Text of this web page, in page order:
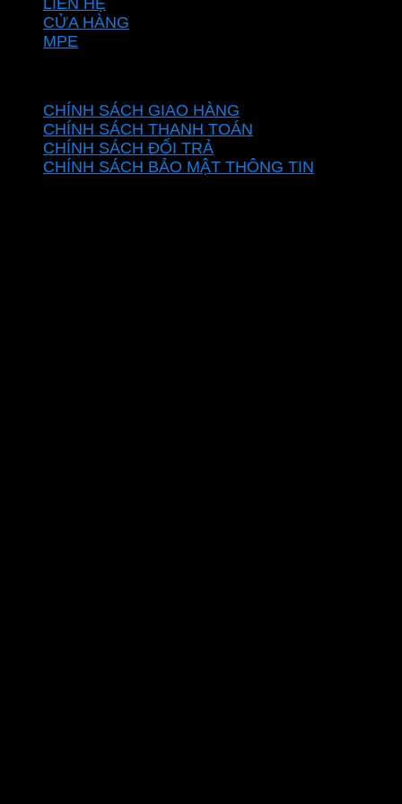
LIÊN HỆ
CỬA HÀNG
MPE
CHÍNH SÁCH GIAO HÀNG
CHÍNH SÁCH THANH TOÁN
CHÍNH SÁCH ĐỔI TRẢ
CHÍNH SÁCH BẢO MẬT THÔNG TIN